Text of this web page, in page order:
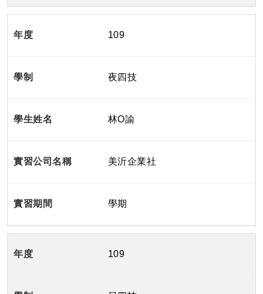
109
夜四技
林O諭
美沂企業社
學期
109